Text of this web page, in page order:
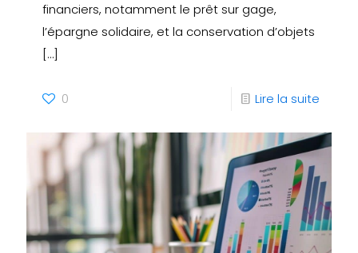
financiers, notamment le prêt sur gage,
l’épargne solidaire, et la conservation d’objets
[…]
0 Lire la suite